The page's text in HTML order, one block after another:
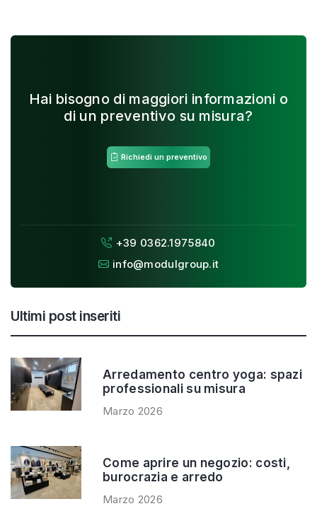
Hai bisogno di maggiori informazioni o
di un preventivo su misura?
Richiedi un preventivo
+39 0362.1975840
info@modulgroup.it
Ultimi post inseriti
Arredamento centro yoga: spazi
professionali su misura
Marzo 2026
Come aprire un negozio: costi,
burocrazia e arredo
Marzo 2026